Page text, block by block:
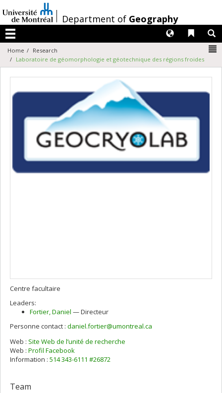
au
contenu
/Department of Geography
Menu
Liens
Langues
Home
Research
Laboratoire de géomorphologie et géotechnique des régions froides
Centre facultaire
Leaders:
Fortier, Daniel — Directeur
Personne contact : daniel.fortier@umontreal.ca
Web : Site Web de l’unité de recherche
Web : Profil Facebook
Information : 514 343-6111 #26872
Team